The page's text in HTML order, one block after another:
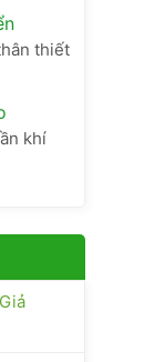
thiết
khí